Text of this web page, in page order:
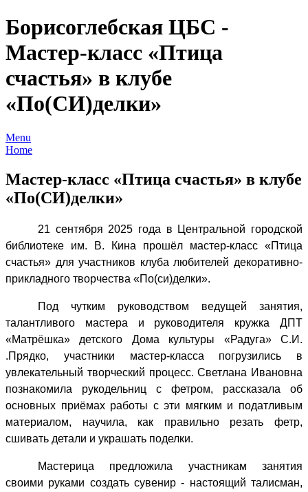
Борисоглебская ЦБС -
Мастер-класс «Птица
счастья» в клубе
«По(СИ)делки»
Menu
Home
Мастер-класс «Птица счастья» в клубе
«По(СИ)делки»
21 сентября 2025 года в Центральной городской
библиотеке им. В. Кина прошёл мастер-класс «Птица
счастья» для участников клуба любителей декоративно-
прикладного творчества «По(си)делки».
Под чутким руководством ведущей занятия,
талантливого мастера и руководителя кружка ДПТ
«Матрёшка» детского Дома культуры «Радуга» С.И.
.Прядко, участники мастер-класса погрузились в
увлекательный творческий процесс. Светлана Ивановна
познакомила рукодельниц с фетром, рассказала об
основных приёмах работы с эти мягким и податливым
материалом, научила, как правильно резать фетр,
сшивать детали и украшать поделки.
Мастерица предложила участникам занятия
своими руками создать сувенир - настоящий талисман,